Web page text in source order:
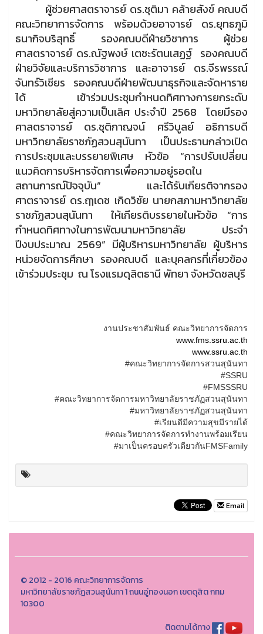
ผู้ช่วยศาสตราจารย์ ดร.ชุติมา คล้ายสังข์ คณบดี
คณะวิทยาการจัดการ พร้อมด้วยอาจารย์ ดร.ยุทธภูมิ
ธนากิจบริสุทธิ์ รองคณบดีฝ่ายวิชาการ ผู้ช่วย
ศาสตราจารย์ ดร.ณัฐพงษ์ เตชะรัตนเสฏฐ์ รองคณบดี
ฝ่ายวิจัยและบริการวิชาการ และอาจารย์ ดร.จีรพรรณ์
จันทร์วิเชียร รองคณบดีฝ่ายพัฒนาธุรกิจและจัดหาราย
ได้ เข้าร่วมประชุมกำหนดทิศทางการยกระดับ
มหาวิทยาลัยสู่ความเป็นเลิศ ประจำปี 2568 โดยมีรอง
ศาสตราจารย์ ดร.ชุติกาญจน์ ศรีวิบูลย์ อธิการบดี
มหาวิทยาลัยราชภัฏสวนสุนันทา เป็นประธานกล่าวเปิด
การประชุมและบรรยายพิเศษ หัวข้อ “การปรับเปลี่ยน
แนวคิดการบริหารจัดการเพื่อความอยู่รอดใน
สถานการณ์ปัจจุบัน” และได้รับเกียรติจากรอง
ศาตราจารย์ ดร.ฤๅเดช เกิดวิชัย นายกสภามหาวิทยาลัย
ราชภัฏสวนสุนันทา ให้เกียรติบรรยายในหัวข้อ “การ
กำหนดทิศทางในการพัฒนามหาวิทยาลัย ประจำ
ปีงบประมาณ 2569” มีผู้บริหารมหาวิทยาลัย ผู้บริหาร
หน่วยจัดการศึกษา รองคณบดี และบุคลกรที่เกี่ยวข้อง
เข้าร่วมประชุม ณ โรงแรมดุสิตธานี พัทยา จังหวัดชลบุรี
งานประชาสัมพันธ์ คณะวิทยาการจัดการ
www.fms.ssru.ac.th
www.ssru.ac.th
#คณะวิทยาการจัดการสวนสุนันทา
#SSRU
#FMSSSRU
#คณะวิทยาการจัดการมหาวิทยาลัยราชภัฏสวนสุนันทา
#มหาวิทยาลัยราชภัฏสวนสุนันทา
#เรียนดีมีความสุขมีรายได้
#คณะวิทยาการจัดการทำงานพร้อมเรียน
#มาเป็นครอบครัวเดียวกันFMSFamily
Email
© 2012 - 2016 คณะวิทยาการจัดการ
มหาวิทยาลัยราชภัฎสวนสุนันทา 1 ถนนอู่ทองนอก เขตดุสิต กทม
10300
ติดตามได้ทาง